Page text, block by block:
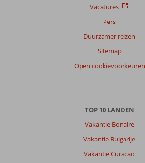
Vacatures
Pers
Duurzamer reizen
Sitemap
Open cookievoorkeuren
TOP 10 LANDEN
Vakantie Bonaire
Vakantie Bulgarije
Vakantie Curacao